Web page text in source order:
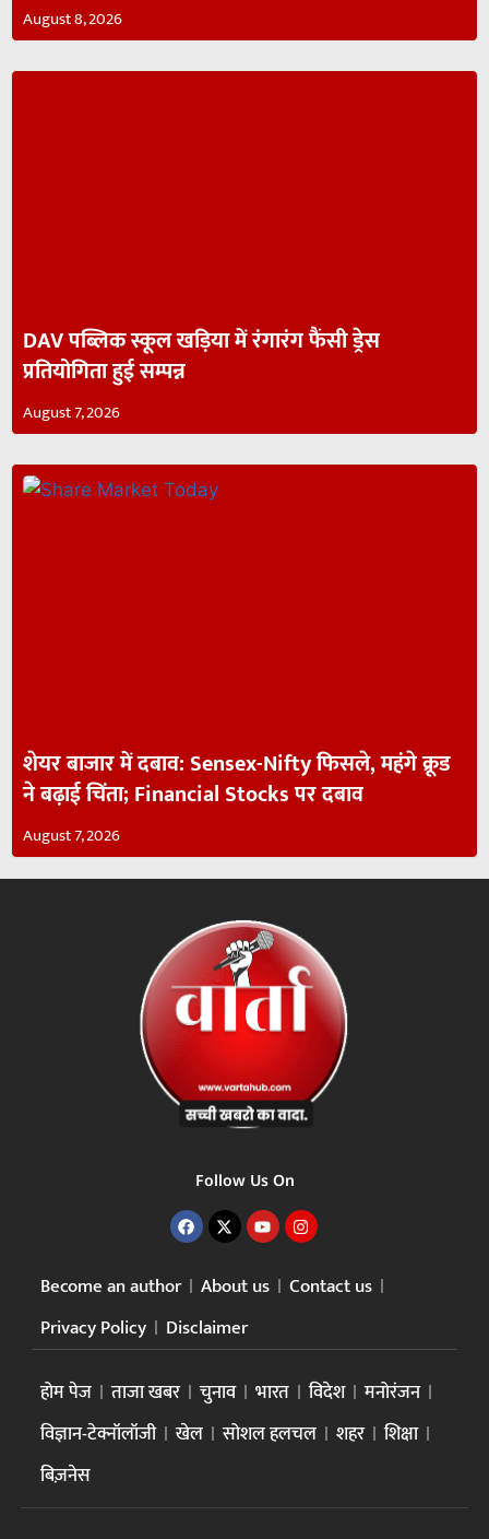
August 8, 2026
DAV पब्लिक स्कूल खड़िया में रंगारंग फैंसी ड्रेस
प्रतियोगिता हुई सम्पन्न
August 7, 2026
शेयर बाजार में दबाव: Sensex-Nifty फिसले, महंगे क्रूड
ने बढ़ाई चिंता; Financial Stocks पर दबाव
August 7, 2026
Follow Us On
Become an author About us
Contact us
Privacy Policy
Disclaimer
होम पेज ताजा खबर चुनाव भारत विदेश
मनोरंजन
विज्ञान-टेक्नॉलॉजी
खेल सोशल हलचल शहर
शिक्षा
बिज़नेस